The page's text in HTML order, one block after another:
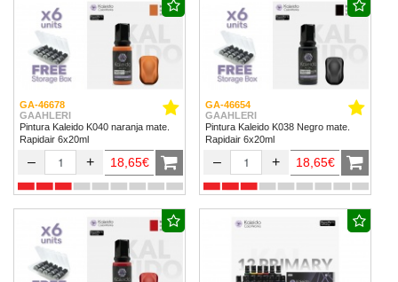
GA-46678
GAAHLERI
Pintura Kaleido K040 naranja mate.
Rapidair 6x20ml
– + 18,65€
GA-46654
GAAHLERI
Pintura Kaleido K038 Negro mate.
Rapidair 6x20ml
– + 18,65€